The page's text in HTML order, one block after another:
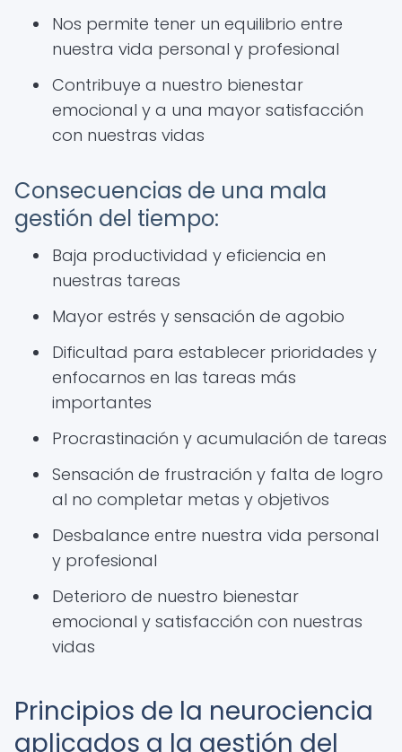
Nos permite tener un equilibrio entre
nuestra vida personal y profesional
Contribuye a nuestro bienestar
emocional y a una mayor satisfacción
con nuestras vidas
Consecuencias de una mala
gestión del tiempo:
Baja productividad y eficiencia en
nuestras tareas
Mayor estrés y sensación de agobio
Dificultad para establecer prioridades y
enfocarnos en las tareas más
importantes
Procrastinación y acumulación de tareas
Sensación de frustración y falta de logro
al no completar metas y objetivos
Desbalance entre nuestra vida personal
y profesional
Deterioro de nuestro bienestar
emocional y satisfacción con nuestras
vidas
Principios de la neurociencia
aplicados a la gestión del